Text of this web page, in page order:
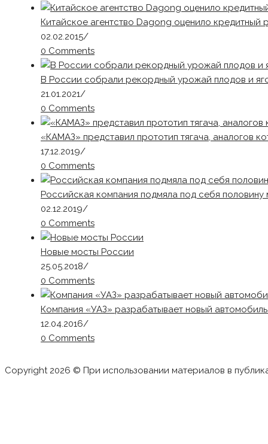
Китайское агентство Dagong оценило кредитный
02.02.2015/
0 Comments
В России собрали рекордный урожай плодов и
21.01.2021/
0 Comments
«КАМАЗ» представил прототип тягача, аналогов
17.12.2019/
0 Comments
Российская компания подмяла под себя
02.12.2019/
0 Comments
Новые мосты России
25.05.2018/
0 Comments
Компания «УАЗ» разрабатывает новый
12.04.2016/
0 Comments
Copyright 2026 © При использовании материалов в